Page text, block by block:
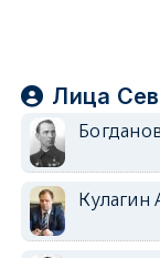
Лица
Кулагин